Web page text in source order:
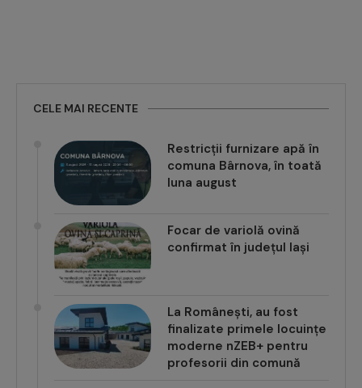
CELE MAI RECENTE
Restricții furnizare apă în
comuna Bârnova, în toată
luna august
Focar de variolă ovină
confirmat în județul Iași
La Românești, au fost
finalizate primele locuințe
moderne nZEB+ pentru
profesorii din comună